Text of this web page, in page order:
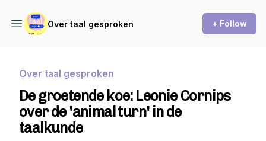
Over taal gesproken + Follow
Over taal gesproken
De groetende koe: Leonie Cornips
over de 'animal turn' in de
taalkunde